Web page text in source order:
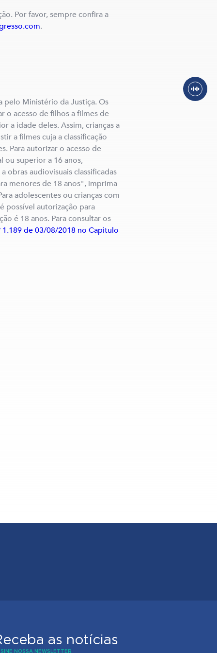
Por favor, sempre confira a
.
pelo Ministério da Justiça. Os
o acesso de filhos a filmes de
a idade deles. Assim, crianças a
a filmes cuja a classificação
Para autorizar o acesso de
ou superior a 16 anos,
obras audiovisuais classificadas
menores de 18 anos", imprima
adolescentes ou crianças com
possível autorização para
é 18 anos. Para consultar os
1.189 de 03/08/2018 no Capitulo
as notícias
NOSSA NEWSLETTER